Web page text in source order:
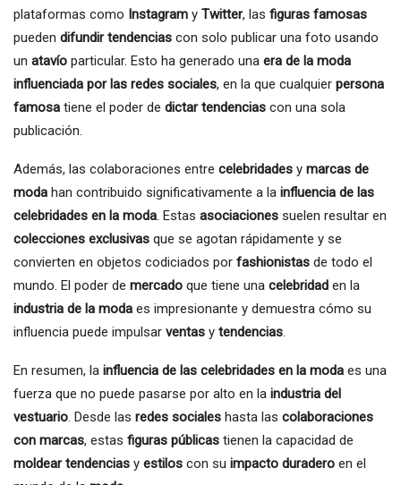
plataformas como Instagram y Twitter, las figuras famosas
pueden difundir tendencias con solo publicar una foto usando
un atavío particular. Esto ha generado una era de la moda
influenciada por las redes sociales, en la que cualquier persona
famosa tiene el poder de dictar tendencias con una sola
publicación.
Además, las colaboraciones entre celebridades y marcas de
moda han contribuido significativamente a la influencia de las
celebridades en la moda. Estas asociaciones suelen resultar en
colecciones exclusivas que se agotan rápidamente y se
convierten en objetos codiciados por fashionistas de todo el
mundo. El poder de mercado que tiene una celebridad en la
industria de la moda es impresionante y demuestra cómo su
influencia puede impulsar ventas y tendencias.
En resumen, la influencia de las celebridades en la moda es una
fuerza que no puede pasarse por alto en la industria del
vestuario. Desde las redes sociales hasta las colaboraciones
con marcas, estas figuras públicas tienen la capacidad de
moldear tendencias y estilos con su impacto duradero en el